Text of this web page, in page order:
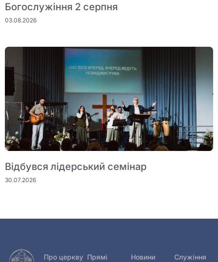
Богослужіння 2 серпня
03.08.2026
Відбувся лідерський семінар
30.07.2026
Про церкву Прямі Новини Служіння